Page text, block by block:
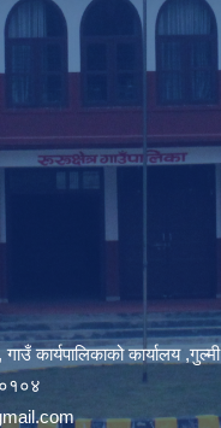
कार्यपालिकाको कार्यालय ,गुल्मी